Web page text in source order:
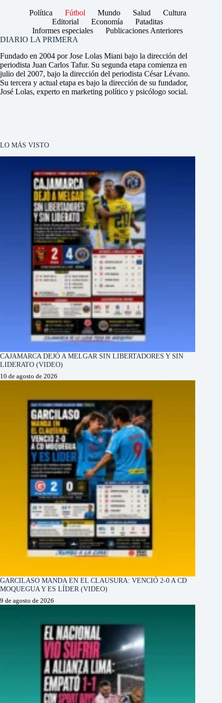
Política Fútbol Mundo Salud
Cultura
Editorial
Economía
Pataditas
Informes especiales
Publicaciones Anteriores
DIARIO LA PRIMERA
Fundado en 2004 por Jose Lolas Miani bajo la dirección del
periodista Juan Carlos Tafur. Su segunda etapa comienza en
julio del 2007, bajo la dirección del periodista César Lévano.
Su tercera y actual etapa es bajo la dirección de su fundador,
José Lolas, experto en marketing político y psicólogo social.
LO MÁS VISTO
CAJAMARCA DEJÓ A MELGAR SIN LIBERTADORES Y SIN
LIDERATO (VIDEO)
10 de agosto de 2026
GARCILASO MANDA EN EL CLAUSURA: VENCIÓ 2-0 A CD
MOQUEGUA Y ES LÍDER (VIDEO)
9 de agosto de 2026